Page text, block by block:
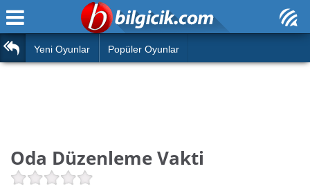
Araba
Futbol
Çocuk
Ana Sayfa
Yeni Oyunlar Popüler Oyunlar
Oda Düzenleme Vakti